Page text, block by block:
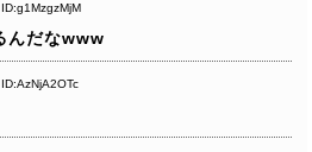
ID:g1MzgzMjM
んだなwww
ID:AzNjA2OTc